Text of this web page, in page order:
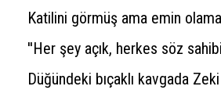
Katilini görmüş ama emin
''Her şey açık, herkes söz
Düğündeki bıçaklı kavgada